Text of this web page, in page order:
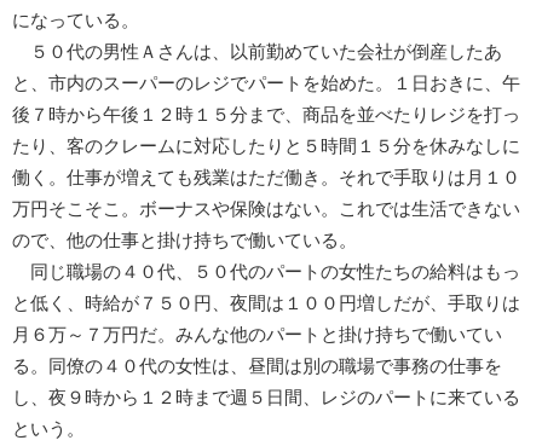
になっている。
５０代の男性Ａさんは、以前勤めていた会社が倒産したあ
と、市内のスーパーのレジでパートを始めた。１日おきに、午
後７時から午後１２時１５分まで、商品を並べたりレジを打っ
たり、客のクレームに対応したりと５時間１５分を休みなしに
働く。仕事が増えても残業はただ働き。それで手取りは月１０
万円そこそこ。ボーナスや保険はない。これでは生活できない
ので、他の仕事と掛け持ちで働いている。
同じ職場の４０代、５０代のパートの女性たちの給料はもっ
と低く、時給が７５０円、夜間は１００円増しだが、手取りは
月６万～７万円だ。みんな他のパートと掛け持ちで働いてい
る。同僚の４０代の女性は、昼間は別の職場で事務の仕事を
し、夜９時から１２時まで週５日間、レジのパートに来ている
という。